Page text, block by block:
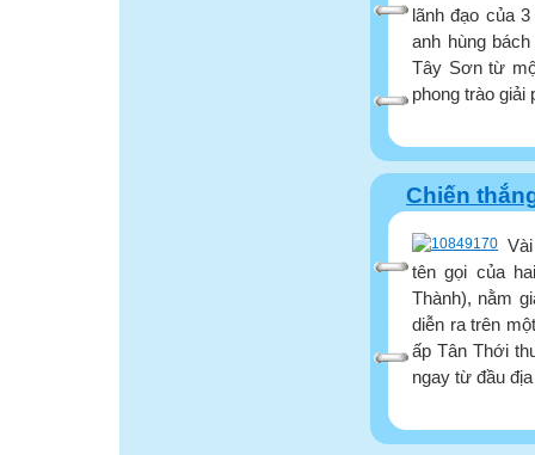
lãnh đạo của
anh hùng
Tây Sơn từ
phong trào giải
Chiến
tên gọi của
Thành), nằm
diễn ra trên
ấp Tân Thới
ngay từ đầu